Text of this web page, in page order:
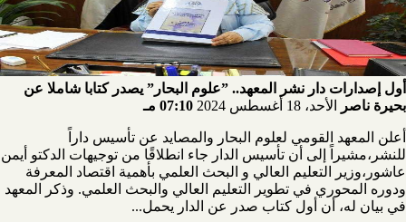
أول إصدارات دار نشر المعهد.. ”علوم البحار” يصدر كتابا شاملا عن
بحيرة ناصر
الأحد، 18 أغسطس 2024 07:10 مـ
أعلن المعهد القومي لعلوم البحار والمصايد عن تأسيس داراً
للنشر،مشيراً إلى أن تأسيس الدار جاء انطلاقًا من توجيهات الدكتو أيمن
عاشور،وزير التعليم العالي و البحث العلمي بأهمية اقتصاد المعرفة
ودوره المحوري في تطوير التعليم العالي والبحث العلمي. وذكر المعهد
في بيان له، أن أول كتاب صدر عن الدار يحمل...